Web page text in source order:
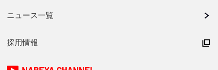
ニュース一覧
採用情報